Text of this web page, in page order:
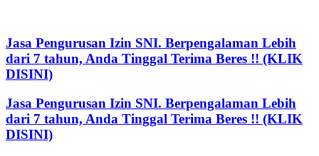
Jasa Pengurusan Izin SNI. Berpengalaman Lebih
dari 7 tahun, Anda Tinggal Terima Beres !! (KLIK
DISINI)
Jasa Pengurusan Izin SNI. Berpengalaman Lebih
dari 7 tahun, Anda Tinggal Terima Beres !! (KLIK
DISINI)